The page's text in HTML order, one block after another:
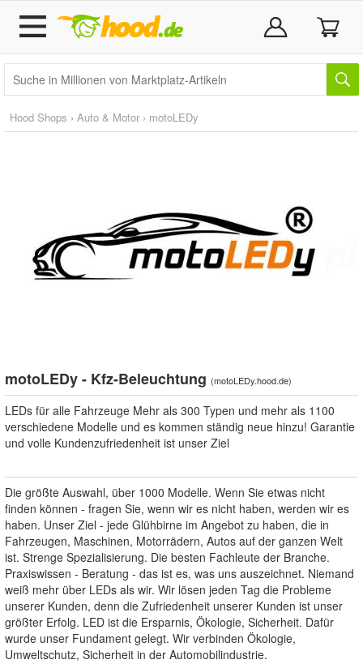
Hood Shops › Auto & Motor › motoLEDy
motoLEDy - Kfz-Beleuchtung (motoLEDy.hood.de)
LEDs für alle Fahrzeuge Mehr als 300 Typen und mehr als 1100
verschiedene Modelle und es kommen ständig neue hinzu! Garantie
und volle Kundenzufriedenheit ist unser Ziel
Die größte Auswahl, über 1000 Modelle. Wenn Sie etwas nicht
finden können - fragen Sie, wenn wir es nicht haben, werden wir es
haben. Unser Ziel - jede Glühbirne im Angebot zu haben, die in
Fahrzeugen, Maschinen, Motorrädern, Autos auf der ganzen Welt
ist. Strenge Spezialisierung. Die besten Fachleute der Branche.
Praxiswissen - Beratung - das ist es, was uns auszeichnet. Niemand
weiß mehr über LEDs als wir. Wir lösen jeden Tag die Probleme
unserer Kunden, denn die Zufriedenheit unserer Kunden ist unser
größter Erfolg. LED ist die Ersparnis, Ökologie, Sicherheit. Dafür
wurde unser Fundament gelegt. Wir verbinden Ökologie,
Umweltschutz, Sicherheit in der Automobilindustrie.